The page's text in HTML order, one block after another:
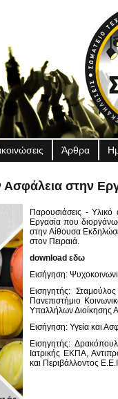
Άρθρα
Ασφάλεια στην
Παρουσιάσεις -
Εργασία που
στην Αίθουσα
στον Πειραιά.
download εδω
Εισήγηση:
Εισηγητής:
Πανεπιστήμιο
Υπαλλήλων Διοίκησης
Εισήγηση: Υγεία και
Εισηγητής:
Ιατρικής ΕΚΠΑ,
και Περιβάλλοντος